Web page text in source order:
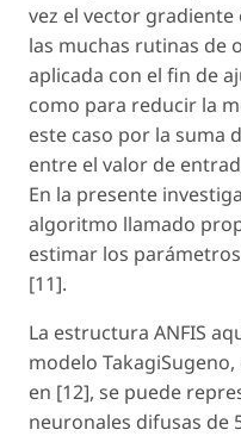
vez el vector
las muchas rutinas de
aplicada con el fin de
como para reducir la
este caso por la suma
entre el valor de
En la presente
algoritmo llamado
estimar los
[11].
La estructura ANFIS
modelo
en [12], se puede
neuronales difusas de